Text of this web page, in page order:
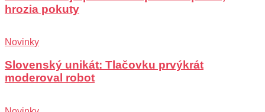
hrozia pokuty
Novinky
Slovenský unikát: Tlačovku prvýkrát
moderoval robot